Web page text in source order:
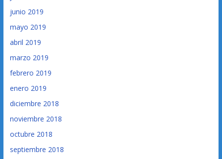
junio 2019
mayo 2019
abril 2019
marzo 2019
febrero 2019
enero 2019
diciembre 2018
noviembre 2018
octubre 2018
septiembre 2018